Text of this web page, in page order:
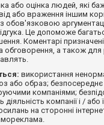
або оцінка людей, які
або враження іншим
обов'язковою
Це допоможе
Коментарі
обговорення, а також
використання
або образ; безпосереднє
компаніями;
компанії і / або
на сторонні